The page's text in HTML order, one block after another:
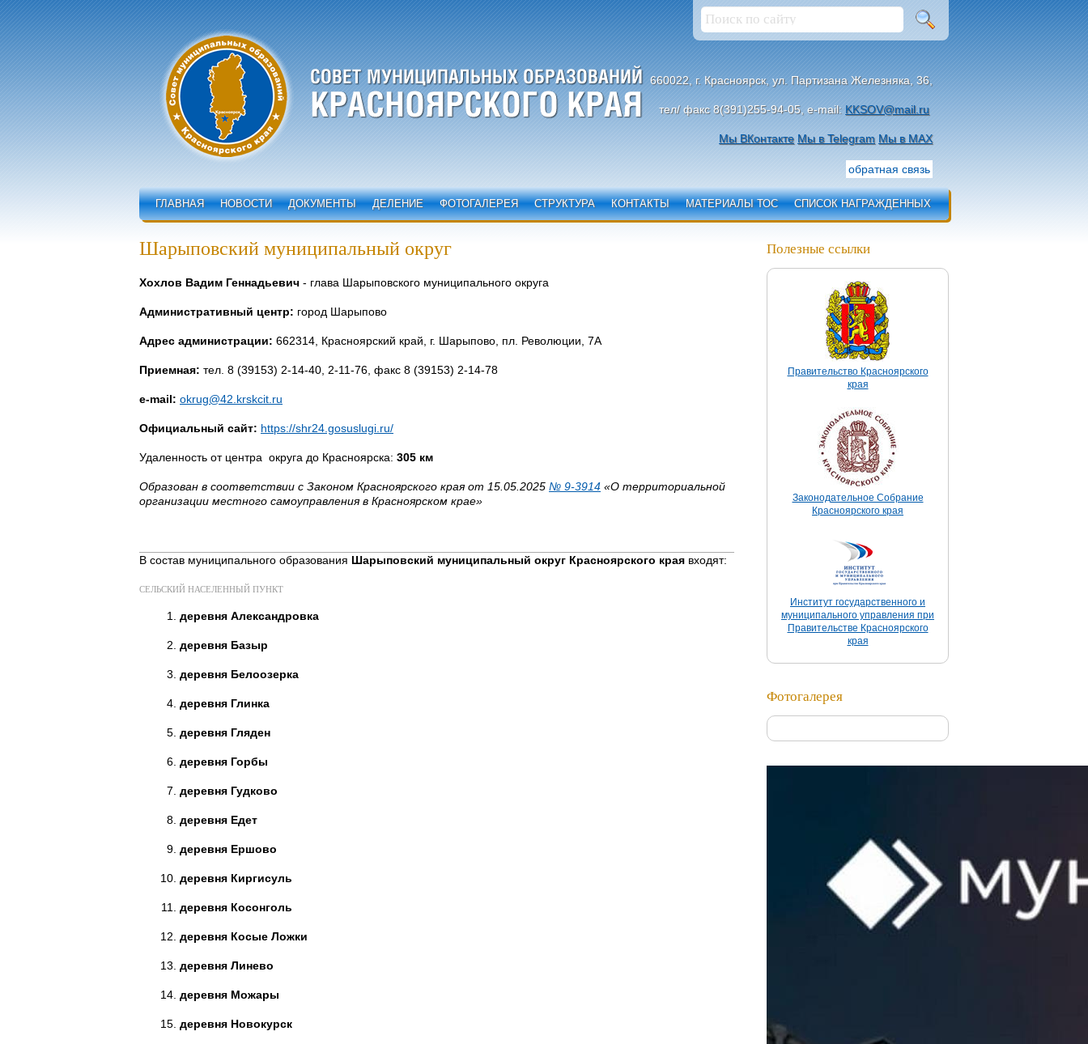
660022, г. Красноярск, ул. Партизана Железняка, 36,
тел/ факс 8(391)255-94-05, e-mail: KKSOV@mail.ru
Мы ВКонтакте Мы в Telegram Мы в МАХ
обратная связь
ГЛАВНАЯ НОВОСТИ ДОКУМЕНТЫ ДЕЛЕНИЕ ФОТОГАЛЕРЕЯ СТРУКТУРА КОНТАКТЫ МАТЕРИАЛЫ ТОС СПИСОК НАГРАЖДЕННЫХ
Шарыповский муниципальный округ
Хохлов Вадим Геннадьевич - глава Шарыповского муниципального округа
Административный центр: город Шарыпово
Адрес администрации: 662314, Красноярский край, г. Шарыпово, пл. Революции, 7А
Приемная: тел. 8 (39153) 2-14-40, 2-11-76, факс 8 (39153) 2-14-78
e-mail: okrug@42.krskcit.ru
Официальный сайт: https://shr24.gosuslugi.ru/
Удаленность от центра округа до Красноярска: 305 км
Образован в соответствии с Законом Красноярского края от 15.05.2025 № 9-3914 «О территориальной
организации местного самоуправления в Красноярском крае»
В состав муниципального образования Шарыповский муниципальный округ Красноярского края входят:
СЕЛЬСКИЙ НАСЕЛЕННЫЙ ПУНКТ
деревня Александровка
деревня Базыр
деревня Белоозерка
деревня Глинка
деревня Гляден
деревня Горбы
деревня Гудково
деревня Едет
деревня Ершово
деревня Киргисуль
деревня Косонголь
деревня Косые Ложки
деревня Линево
деревня Можары
деревня Новокурск
Полезные ссылки
Правительство Красноярского
края
Законодательное Собрание
Красноярского края
Институт государственного и
муниципального управления при
Правительстве Красноярского
края
Фотогалерея